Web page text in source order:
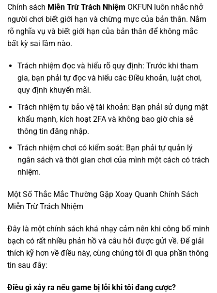
Chính sách Miễn Trừ Trách Nhiệm OKFUN luôn nhắc nhở
người chơi biết giới hạn và chừng mực của bản thân. Nắm
rõ nghĩa vụ và biết giới hạn của bản thân để không mắc
bất kỳ sai lầm nào.
Trách nhiệm đọc và hiểu rõ quy định: Trước khi tham
gia, bạn phải tự đọc và hiểu các Điều khoản, luật chơi,
quy định khuyến mãi.
Trách nhiệm tự bảo vệ tài khoản: Bạn phải sử dụng mật
khẩu mạnh, kích hoạt 2FA và không bao giờ chia sẻ
thông tin đăng nhập.
Trách nhiệm chơi có kiểm soát: Bạn phải tự quản lý
ngân sách và thời gian chơi của mình một cách có trách
nhiệm.
Một Số Thắc Mắc Thường Gặp Xoay Quanh Chính Sách
Miễn Trừ Trách Nhiệm
Đây là một chính sách khá nhạy cảm nên khi công bố minh
bạch có rất nhiều phản hồ và câu hỏi được gửi về. Để giải
thích kỹ hơn về điều này, cùng chúng tôi đi qua phần thông
tin sau đây:
Điều gì xảy ra nếu game bị lỗi khi tôi đang cược?